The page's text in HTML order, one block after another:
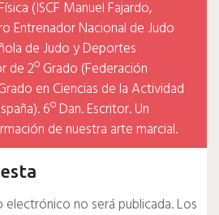
(ISCF Manuel Fajardo,
Entrenador Nacional de Judo
de Judo y Deportes
de 2º Grado (Federación
en Ciencias de la Actividad
6º Dan. Escritor. Un
de nuestra arte marcial.
no será publicada.Los